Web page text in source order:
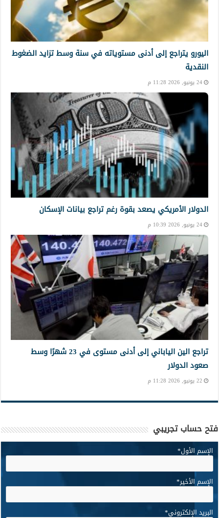
اليورو يتراجع إلى أدنى مستوياته في سنة وسط تزايد الضغوط
النقدية
24 يونيو, 2026 11:28 م
الدولار الأمريكي يصعد بقوة رغم تراجع بيانات الإسكان
24 يونيو, 2026 10:39 م
تراجع الين الياباني إلى أدنى مستوى في 23 شهرًا وسط
صعود الدولار
22 يونيو, 2026 11:28 م
فتح حساب تجريبي
الإسم الأول*
الإسم الأخير*
البريد الإلكتروني*